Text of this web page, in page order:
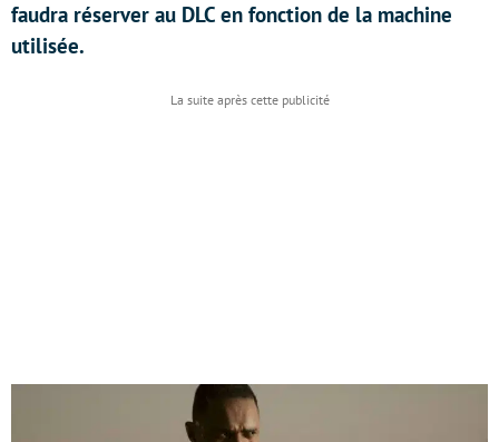
faudra réserver au DLC en fonction de la machine
utilisée.